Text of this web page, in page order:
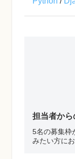
担当者から
5名の募集枠
みたい方に